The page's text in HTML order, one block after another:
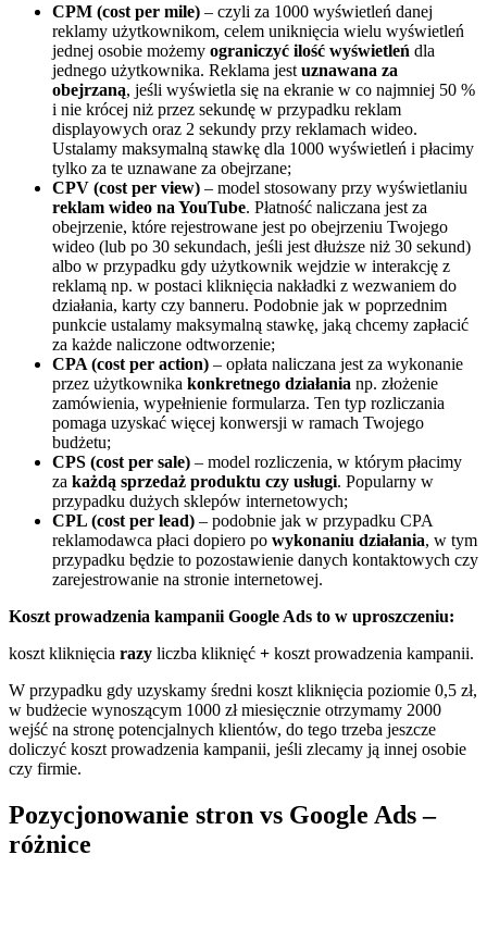
CPM (cost per mile) – czyli za 1000 wyświetleń danej
reklamy użytkownikom, celem uniknięcia wielu wyświetleń
jednej osobie możemy ograniczyć ilość wyświetleń dla
jednego użytkownika. Reklama jest uznawana za
obejrzaną, jeśli wyświetla się na ekranie w co najmniej 50 %
i nie krócej niż przez sekundę w przypadku reklam
displayowych oraz 2 sekundy przy reklamach wideo.
Ustalamy maksymalną stawkę dla 1000 wyświetleń i płacimy
tylko za te uznawane za obejrzane;
CPV (cost per view) – model stosowany przy wyświetlaniu
reklam wideo na YouTube. Płatność naliczana jest za
obejrzenie, które rejestrowane jest po obejrzeniu Twojego
wideo (lub po 30 sekundach, jeśli jest dłuższe niż 30 sekund)
albo w przypadku gdy użytkownik wejdzie w interakcję z
reklamą np. w postaci kliknięcia nakładki z wezwaniem do
działania, karty czy banneru. Podobnie jak w poprzednim
punkcie ustalamy maksymalną stawkę, jaką chcemy zapłacić
za każde naliczone odtworzenie;
CPA (cost per action) – opłata naliczana jest za wykonanie
przez użytkownika konkretnego działania np. złożenie
zamówienia, wypełnienie formularza. Ten typ rozliczania
pomaga uzyskać więcej konwersji w ramach Twojego
budżetu;
CPS (cost per sale) – model rozliczenia, w którym płacimy
za każdą sprzedaż produktu czy usługi. Popularny w
przypadku dużych sklepów internetowych;
CPL (cost per lead) – podobnie jak w przypadku CPA
reklamodawca płaci dopiero po wykonaniu działania, w tym
przypadku będzie to pozostawienie danych kontaktowych czy
zarejestrowanie na stronie internetowej.
Koszt prowadzenia kampanii Google Ads to w uproszczeniu:
koszt kliknięcia razy liczba kliknięć + koszt prowadzenia kampanii.
W przypadku gdy uzyskamy średni koszt kliknięcia poziomie 0,5 zł,
w budżecie wynoszącym 1000 zł miesięcznie otrzymamy 2000
wejść na stronę potencjalnych klientów, do tego trzeba jeszcze
doliczyć koszt prowadzenia kampanii, jeśli zlecamy ją innej osobie
czy firmie.
Pozycjonowanie stron vs Google Ads –
różnice